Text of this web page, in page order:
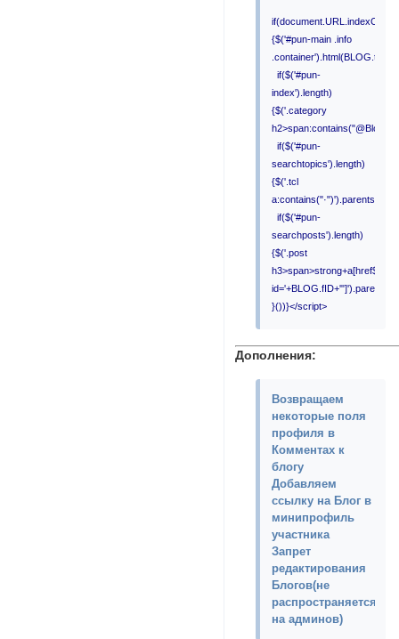
{$('#pun-main .info
if($('#pun-
index').length)
{$('.category
if($('#pun-
searchtopics').length)
{$('.tcl
if($('#pun-
searchposts').length)
{$('.post
}())}</script>
Дополнения:
Возвращаем
некоторые поля
профиля в
Комментах к
блогу
Добавляем
ссылку на Блог в
минипрофиль
участника
Запрет
редактирования
Блогов(не
распространяется
на админов)